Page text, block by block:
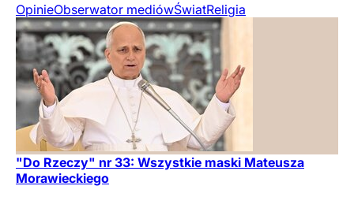
OpinieObserwator mediówŚwiatReligia
"Do Rzeczy" nr 33: Wszystkie maski Mateusza
Morawieckiego